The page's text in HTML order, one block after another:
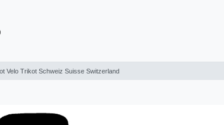
Velo Trikot Schweiz Suisse Switzerland